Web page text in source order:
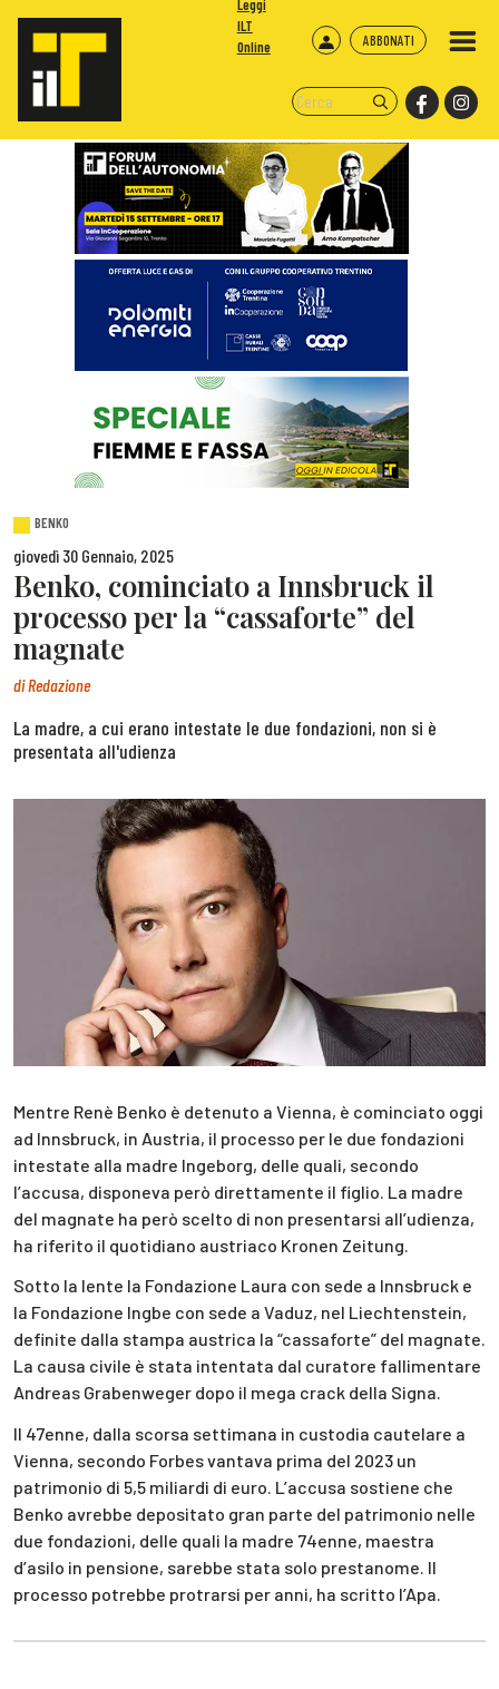
ABBONATI
Leggi
ILT
Online
BENKO
giovedì 30 Gennaio, 2025
Benko, cominciato a Innsbruck il
processo per la “cassaforte” del
magnate
diRedazione
La madre, a cui erano intestate le due fondazioni, non si è
presentata all'udienza
Mentre Renè Benko è detenuto a Vienna, è cominciato oggi
ad Innsbruck, in Austria, il processo per le due fondazioni
intestate alla madre Ingeborg, delle quali, secondo
l’accusa, disponeva però direttamente il figlio. La madre
del magnate ha però scelto di non presentarsi all’udienza,
ha riferito il quotidiano austriaco Kronen Zeitung.
Sotto la lente la Fondazione Laura con sede a Innsbruck e
la Fondazione Ingbe con sede a Vaduz, nel Liechtenstein,
definite dalla stampa austrica la “cassaforte” del magnate.
La causa civile è stata intentata dal curatore fallimentare
Andreas Grabenweger dopo il mega crack della Signa.
Il 47enne, dalla scorsa settimana in custodia cautelare a
Vienna, secondo Forbes vantava prima del 2023 un
patrimonio di 5,5 miliardi di euro. L’accusa sostiene che
Benko avrebbe depositato gran parte del patrimonio nelle
due fondazioni, delle quali la madre 74enne, maestra
d’asilo in pensione, sarebbe stata solo prestanome. Il
processo potrebbe protrarsi per anni, ha scritto l’Apa.